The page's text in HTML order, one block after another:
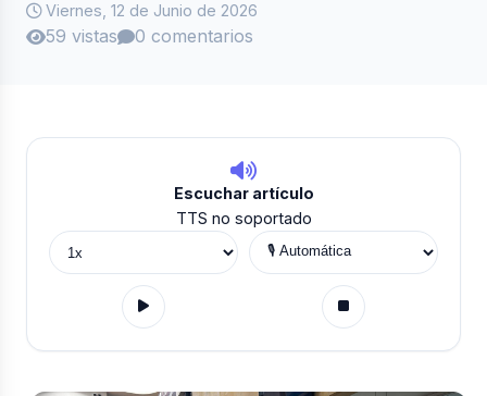
Viernes, 12 de Junio de 2026
59 vistas 0 comentarios
Escuchar artículo
TTS no soportado